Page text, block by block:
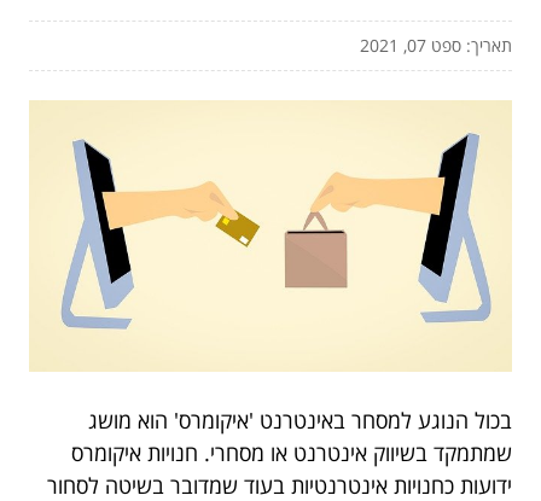
תאריך: ספט 07, 2021
בכול הנוגע למסחר באינטרנט 'איקומרס' הוא מושג
שמתמקד בשיווק אינטרנט או מסחרי. חנויות איקומרס
ידועות כחנויות אינטרנטיות בעוד שמדובר בשיטה לסחור